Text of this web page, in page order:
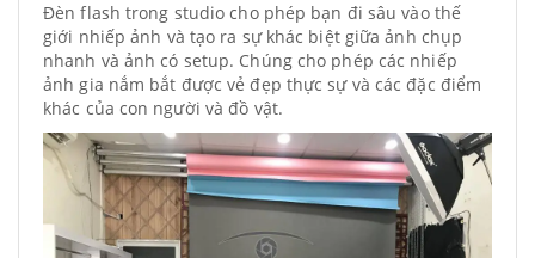
Đèn flash trong studio cho phép bạn đi sâu vào thế
giới nhiếp ảnh và tạo ra sự khác biệt giữa ảnh chụp
nhanh và ảnh có setup. Chúng cho phép các nhiếp
ảnh gia nắm bắt được vẻ đẹp thực sự và các đặc điểm
khác của con người và đồ vật.